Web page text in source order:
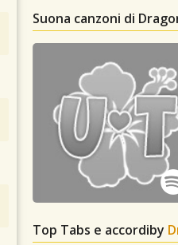
Suona canzoni di
Top Tabs e accordiby